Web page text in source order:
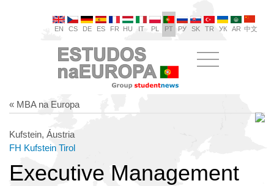
EN CS DE ES FR HU IT PL PT РУ SK TR УК AR 中文
« MBA na Europa
Kufstein, Áustria
FH Kufstein Tirol
Executive Management